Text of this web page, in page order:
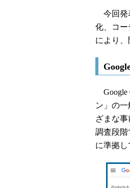
今回発
化、コー
により、
Google
ン」の
ざまな
調査段階
に準拠し